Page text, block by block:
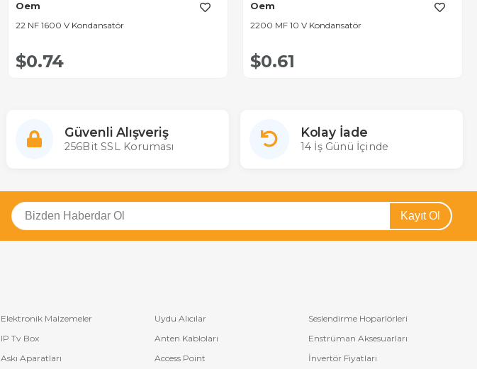
Oem
22 NF 1600 V Kondansatör
$0.74
Oem
2200 MF 10 V Kondansatör
$0.61
Güvenli Alışveriş
256Bit SSL Koruması
Kolay İade
14 İş Günü İçinde
Kayıt Ol
Elektronik Malzemeler Uydu Alıcılar
Seslendirme Hoparlörleri
IP Tv Box Anten Kabloları
Enstrüman Aksesuarları
Askı Aparatları Access Point
İnvertör Fiyatları